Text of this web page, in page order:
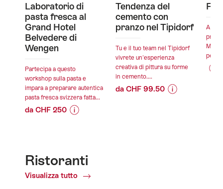
Laboratorio di
pasta fresca al
Grand Hotel
Belvedere di
Wengen
Partecipa a questo
workshop sulla pasta e
impara a preparare autentica
pasta fresca svizzera fatta...
da CHF 250
dell’offerta
"Laboratorio
di
validità:
03.09.2026
Tendenza del
cemento con
pranzo nel Tipidorf
Tu e il tuo team nel Tipidorf
vivrete un'esperienza
creativa di pittura su forme
in cemento....
da CHF 99.50
A
Ristoranti
Visualizza tutto
of